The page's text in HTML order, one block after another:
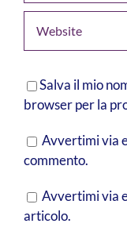
Salva il mio
browser per la
Avvertimi via
commento.
Avvertimi via
articolo.